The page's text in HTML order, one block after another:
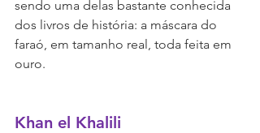
sendo uma delas bastante conhecida
dos livros de história: a máscara do
faraó, em tamanho real, toda feita em
ouro.
Khan el Khalili